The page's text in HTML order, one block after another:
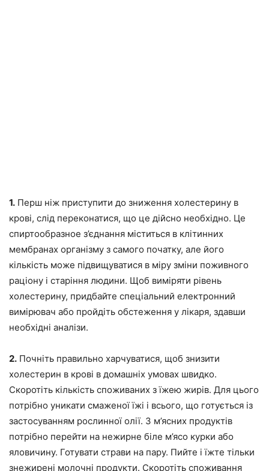
1. Перш ніж приступити до зниження холестерину в
крові, слід переконатися, що це дійсно необхідно. Це
спиртообразное з’єднання міститься в клітинних
мембранах організму з самого початку, але його
кількість може підвищуватися в міру зміни поживного
раціону і старіння людини. Щоб виміряти рівень
холестерину, придбайте спеціальний електронний
вимірювач або пройдіть обстеження у лікаря, здавши
необхідні аналізи.
2. Почніть правильно харчуватися, щоб знизити
холестерин в крові в домашніх умовах швидко.
Скоротіть кількість споживаних з їжею жирів. Для цього
потрібно уникати смаженої їжі і всього, що готується із
застосуванням рослинної олії. З м’ясних продуктів
потрібно перейти на нежирне біле м’ясо курки або
яловичину. Готувати страви на пару. Пийте і їжте тільки
знежирені молочні продукти. Скоротіть споживання